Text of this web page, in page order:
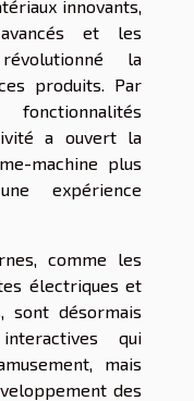
innovants,
et les
la
produits. Par
a ouvert la
machine plus
expérience
comme les
électriques et
sont désormais
qui
mais
des